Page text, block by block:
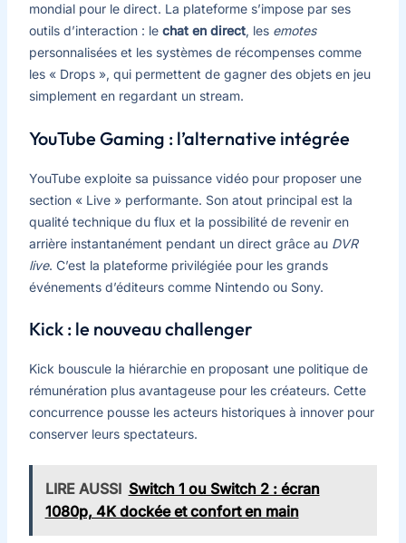
mondial pour le direct. La plateforme s’impose par ses
outils d’interaction : le chat en direct, les emotes
personnalisées et les systèmes de récompenses comme
les « Drops », qui permettent de gagner des objets en jeu
simplement en regardant un stream.
YouTube Gaming : l’alternative intégrée
YouTube exploite sa puissance vidéo pour proposer une
section « Live » performante. Son atout principal est la
qualité technique du flux et la possibilité de revenir en
arrière instantanément pendant un direct grâce au DVR
live. C’est la plateforme privilégiée pour les grands
événements d’éditeurs comme Nintendo ou Sony.
Kick : le nouveau challenger
Kick bouscule la hiérarchie en proposant une politique de
rémunération plus avantageuse pour les créateurs. Cette
concurrence pousse les acteurs historiques à innover pour
conserver leurs spectateurs.
LIRE AUSSI Switch 1 ou Switch 2 : écran
1080p, 4K dockée et confort en main